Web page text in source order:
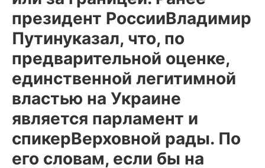
президент РоссииВладимир
Путинуказал, что, по
предварительной оценке,
единственной легитимной
властью на Украине
является парламент и
спикерВерховной рады. По
его словам, если бы на